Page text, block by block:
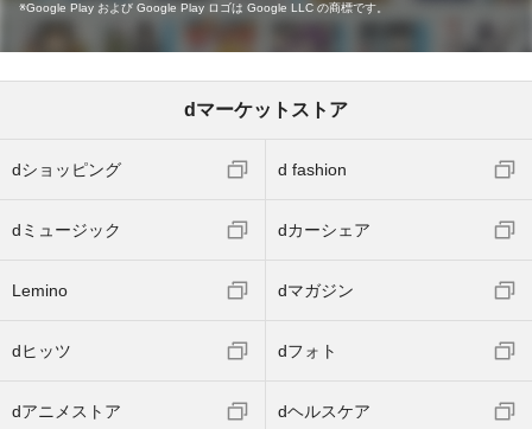
Google Play および Google Play ロゴは Google LLC の商標です。
dマーケットストア
dショッピング d fashion
dミュージック dカーシェア
Lemino dマガジン
dヒッツ dフォト
dアニメストア dヘルスケア